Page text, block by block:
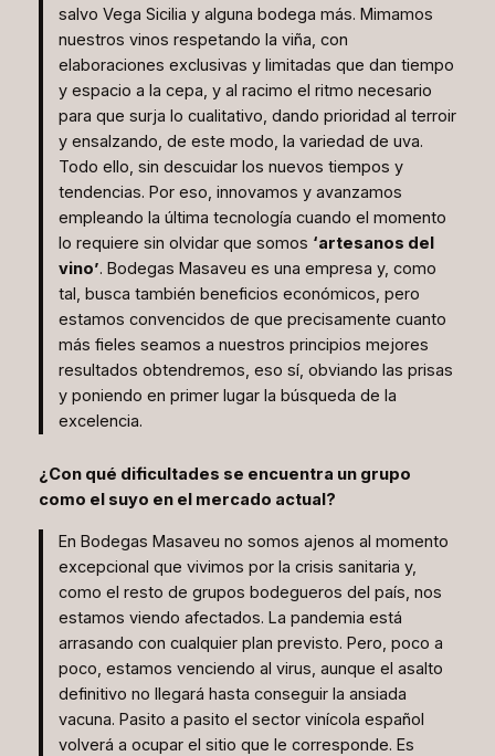
salvo Vega Sicilia y alguna bodega más. Mimamos
nuestros vinos respetando la viña, con
elaboraciones exclusivas y limitadas que dan tiempo
y espacio a la cepa, y al racimo el ritmo necesario
para que surja lo cualitativo, dando prioridad alterroir
y ensalzando, de este modo, la variedad de uva.
Todo ello, sin descuidar los nuevos tiempos y
tendencias. Por eso, innovamos y avanzamos
empleando la última tecnología cuando el momento
lo requiere sin olvidar que somos ‘artesanos del
vino’. Bodegas Masaveu es una empresa y, como
tal, busca también beneficios económicos, pero
estamos convencidos de que precisamente cuanto
más fieles seamos a nuestros principios mejores
resultados obtendremos, eso sí, obviando las prisas
y poniendo en primer lugar la búsqueda de la
excelencia.
¿Con qué dificultades se encuentra un grupo
como el suyo en el mercado actual?
En Bodegas Masaveu no somos ajenos al momento
excepcional que vivimos por la crisis sanitaria y,
como el resto de grupos bodegueros del país, nos
estamos viendo afectados. La pandemia está
arrasando con cualquier plan previsto. Pero, poco a
poco, estamos venciendo al virus, aunque el asalto
definitivo no llegará hasta conseguir la ansiada
vacuna. Pasito a pasito el sector vinícola español
volverá a ocupar el sitio que le corresponde. Es